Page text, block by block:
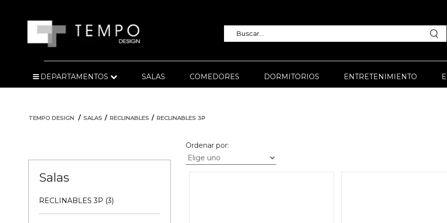
DEPARTAMENTOS SALAS COMEDORES DORMITORIOS ENTRETENIMIENTO
TEMPO DESIGN SALAS RECLINABLES RECLINABLES 3P
Salas
RECLINABLES 3P (3)
Ordenar por: